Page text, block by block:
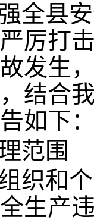
全县
厉打
发生
结合
如下
范围
织和
生产